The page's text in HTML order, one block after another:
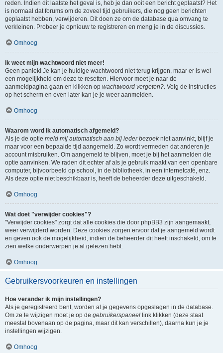
reden. Indien dit laatste het geval is, heb je dan ooit een bericht geplaatst? Het
is normaal dat forums om de zoveel tijd gebruikers, die nog geen berichten
geplaatst hebben, verwijderen. Dit doen ze om de database qua omvang te
verkleinen. Probeer je opnieuw te registreren en meng je in de discussies.
Omhoog
Ik weet mijn wachtwoord niet meer!
Geen paniek! Je kan je huidige wachtwoord niet terug krijgen, maar er is wel
een mogelijkheid om deze te resetten. Hiervoor moet je naar de
aanmeldpagina gaan en klikken op wachtwoord vergeten?. Volg de instructies
op het scherm en even later kan je je weer aanmelden.
Omhoog
Waarom word ik automatisch afgemeld?
Als je de optie meld mij automatisch aan bij ieder bezoekniet aanvinkt, blijf je
maar voor een bepaalde tijd aangemeld. Zo wordt vermeden dat anderen je
account misbruiken. Om aangemeld te blijven, moet je bij het aanmelden die
optie aanvinken. We raden dit echter af als je gebruik maakt van een openbare
computer, bijvoorbeeld op school, in de bibliotheek, in een internetcafé, enz.
Als deze optie niet beschikbaar is, heeft de beheerder deze uitgeschakeld.
Omhoog
Wat doet "verwijder cookies"?
"Verwijder cookies" zorgt dat alle cookies die door phpBB3 zijn aangemaakt,
weer verwijderd worden. Deze cookies zorgen ervoor dat je aangemeld wordt
en geven ook de mogelijkheid, indien de beheerder dit heeft inschakeld, om te
zien welke onderwerpen je al gelezen hebt.
Omhoog
Gebruikersvoorkeuren en instellingen
Hoe verander ik mijn instellingen?
Als je geregistreerd bent, worden al je gegevens opgeslagen in de database.
Om ze te wijzigen moet je op de gebruikerspaneel link klikken (deze staat
meestal bovenaan op de pagina, maar dit kan verschillen), daarna kun je je
instellingen wijzigen.
Omhoog